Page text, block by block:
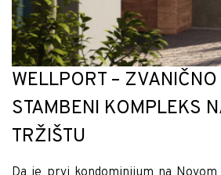
WELLPORT –
STAMBENI KOMPLEKS
TRŽIŠTU